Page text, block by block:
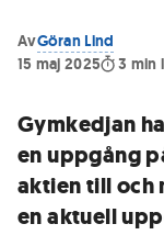
AvGöran Lind
15 maj 2025
3 min
Gymkedjan
en uppgång
aktien till och
en aktuell